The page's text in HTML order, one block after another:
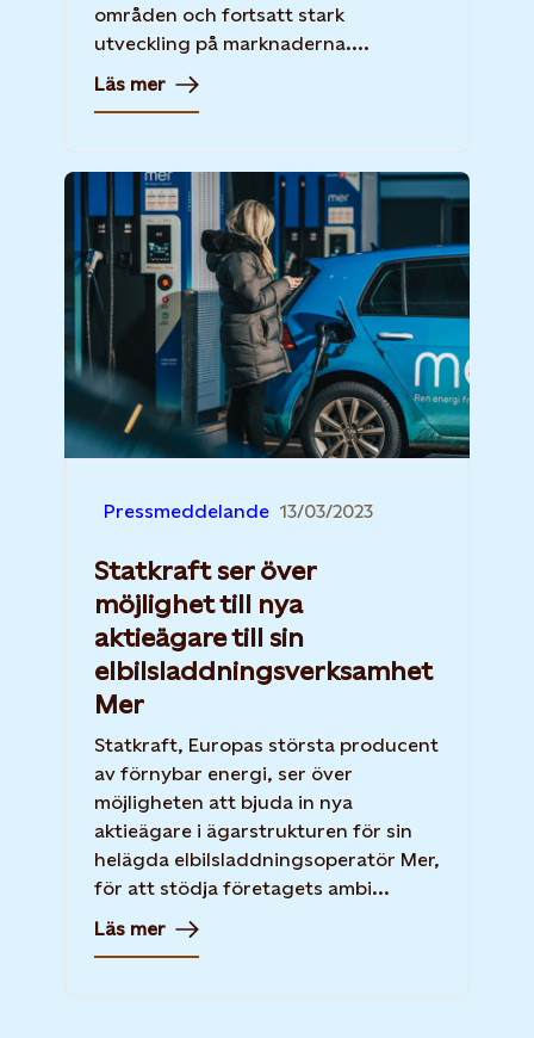
områden och fortsatt stark
utveckling på marknaderna....
Läs mer
Pressmeddelande 13/03/2023
Statkraft ser över
möjlighet till nya
aktieägare till sin
elbilsladdningsverksamhet
Mer
Statkraft, Europas största producent
av förnybar energi, ser över
möjligheten att bjuda in nya
aktieägare i ägarstrukturen för sin
helägda elbilsladdningsoperatör Mer,
för att stödja företagets ambi...
Läs mer